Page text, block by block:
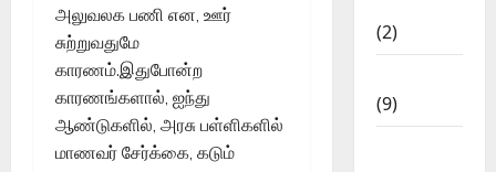
அலுவலக பணி என, ஊர்
சுற்றுவதுமே
காரணம்.இதுபோன்ற
காரணங்களால், ஐந்து
ஆண்டுகளில், அரசு பள்ளிகளில்
மாணவர் சேர்க்கை, கடும்
(2)
(9)